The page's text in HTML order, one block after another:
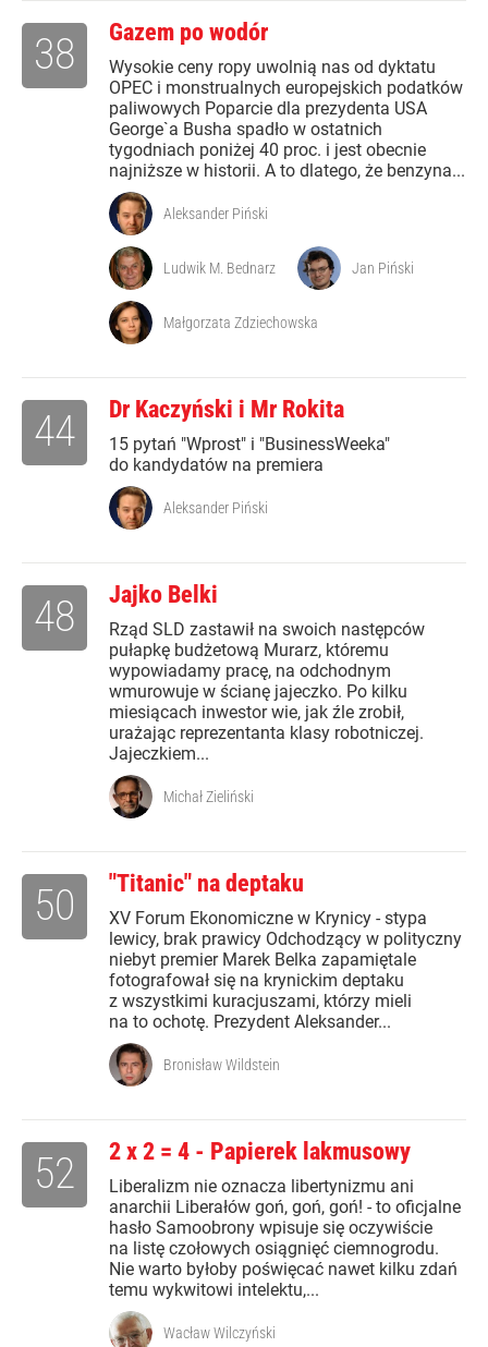
Gazem po wodór
Wysokie ceny ropy uwolnią nas od dyktatu
OPEC i monstrualnych europejskich podatków
paliwowych Poparcie dla prezydenta USA
George`a Busha spadło w ostatnich
tygodniach poniżej 40 proc. i jest obecnie
najniższe w historii. A to dlatego, że benzyna...
38
Aleksander Piński
Ludwik M. Bednarz Jan Piński
Małgorzata Zdziechowska
Dr Kaczyński i Mr Rokita
15 pytań "Wprost" i "BusinessWeeka"
do kandydatów na premiera
44
Aleksander Piński
Jajko Belki
Rząd SLD zastawił na swoich następców
pułapkę budżetową Murarz, któremu
wypowiadamy pracę, na odchodnym
wmurowuje w ścianę jajeczko. Po kilku
miesiącach inwestor wie, jak źle zrobił,
urażając reprezentanta klasy robotniczej.
Jajeczkiem...
48
Michał Zieliński
"Titanic" na deptaku
XV Forum Ekonomiczne w Krynicy - stypa
lewicy, brak prawicy Odchodzący w polityczny
niebyt premier Marek Belka zapamiętale
fotografował się na krynickim deptaku
z wszystkimi kuracjuszami, którzy mieli
na to ochotę. Prezydent Aleksander...
50
Bronisław Wildstein
2 x 2 = 4 - Papierek lakmusowy
Liberalizm nie oznacza libertynizmu ani
anarchii Liberałów goń, goń, goń! - to oficjalne
hasło Samoobrony wpisuje się oczywiście
na listę czołowych osiągnięć ciemnogrodu.
Nie warto byłoby poświęcać nawet kilku zdań
temu wykwitowi intelektu,...
52
Wacław Wilczyński